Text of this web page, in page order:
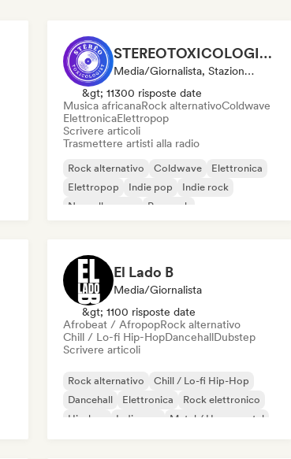
STEREOTOXICOLOGIST Asso
Media/Giornalista, Stazione Radio
&gt; 11300 risposte date
Musica africanaRock alternativoColdwave
ElettronicaElettropop
Scrivere articoli
Trasmettere artisti alla radio
Rock alternativo Coldwave
Elettronica
Elettropop
Indie pop
Indie rock
Nouvelle scene
Pop rock
El Lado B
Media/Giornalista
&gt; 1100 risposte date
Afrobeat / AfropopRock alternativo
Chill / Lo-fi Hip-HopDancehallDubstep
Scrivere articoli
Rock alternativo
Chill / Lo-fi Hip-Hop
Dancehall
Elettronica
Rock elettronico
Hip-hop
Indie pop Metal / Heavy metal